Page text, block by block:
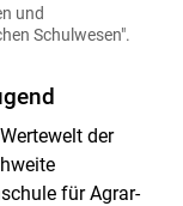
und
Schulwesen".
der
für Agrar-